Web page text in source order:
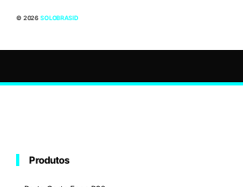
© 2026 SOLOBRASID
Produtos